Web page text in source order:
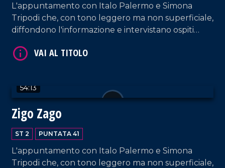
L'appuntamento con Italo Palermo e Simona
Tripodi che, con tono leggero ma non superficiale,
diffondono l'informazione e intervistano ospiti
Lamezia Terme.
54:13
Zigo Zago
ST 2 PUNTATA 41
L'appuntamento con Italo Palermo e Simona
Tripodi che, con tono leggero ma non superficiale,
VAI AL TITOLO
VAI AL TITOLO